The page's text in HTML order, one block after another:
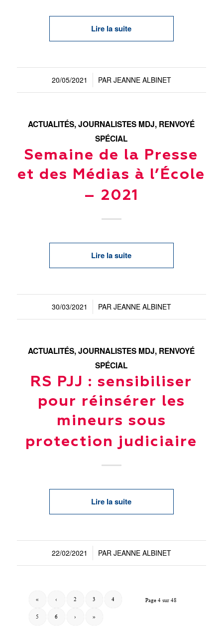
Lire la suite
20/05/2021
/ PAR JEANNE ALBINET
ACTUALITÉS,JOURNALISTES MDJ, RENVOYÉ
SPÉCIAL
Semaine de la Presse
et des Médias à l’École
– 2021
Lire la suite
30/03/2021
/ PAR JEANNE ALBINET
ACTUALITÉS,JOURNALISTES MDJ, RENVOYÉ
SPÉCIAL
RS PJJ : sensibiliser
pour réinsérer les
mineurs sous
protection judiciaire
Lire la suite
22/02/2021
/ PAR JEANNE ALBINET
Page 4 sur 48
« ‹ 2 3 4
5 6 › »